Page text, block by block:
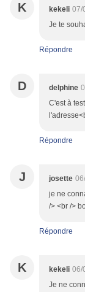
K kekeli 07/
Je te
Répondre
D delphine
C'est à
Répondre
J josette
je ne
/> <br />
Répondre
K kekeli 06/
Je ne